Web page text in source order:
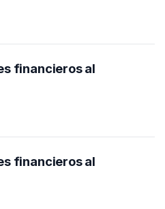
financieros al
financieros al